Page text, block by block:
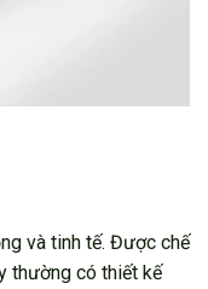
và tinh tế. Được chế
thường có thiết kế